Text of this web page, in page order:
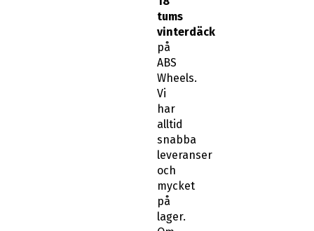
vinterdäck
på
ABS
Wheels.
Vi
har
alltid
snabba
leveranser
och
mycket
på
lager.
Om
du